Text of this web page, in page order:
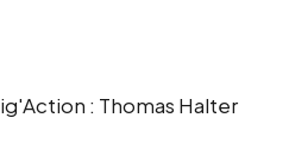
: Thomas Halter